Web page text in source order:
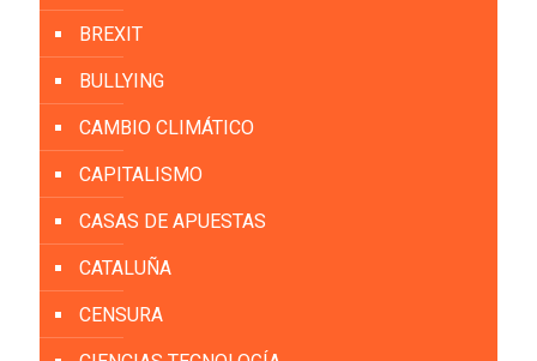
BREXIT
BULLYING
CAMBIO CLIMÁTICO
CAPITALISMO
CASAS DE APUESTAS
CATALUÑA
CENSURA